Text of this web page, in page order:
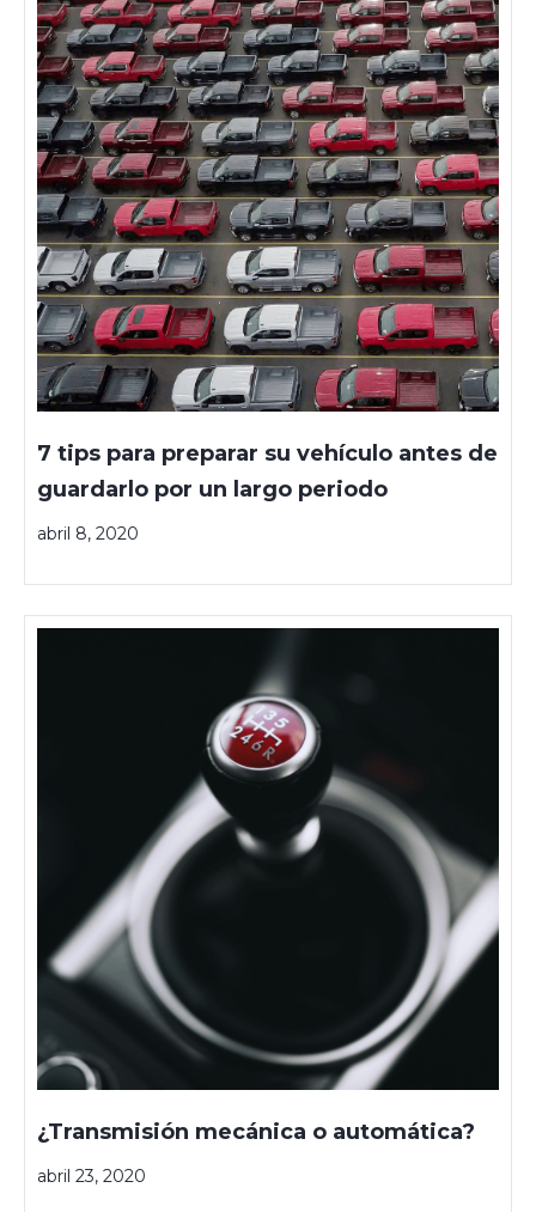
7 tips para preparar su vehículo antes de
guardarlo por un largo periodo
abril 8, 2020
¿Transmisión mecánica o automática?
abril 23, 2020